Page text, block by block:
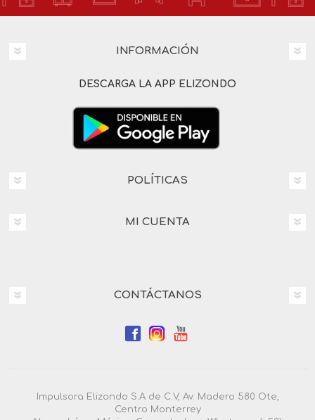
INFORMACIÓN
DESCARGA LA APP ELIZONDO
POLÍTICAS
MI CUENTA
CONTÁCTANOS
Impulsora Elizondo S.A de C.V, Av. Madero 580 Ote,
Centro Monterrey